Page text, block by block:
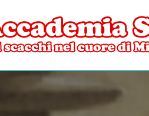
Scacchi
di Milano